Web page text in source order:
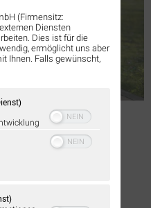
(Firmensitz:
Diensten
Dies ist für die
ermöglicht uns aber
Ihnen. Falls gewünscht,